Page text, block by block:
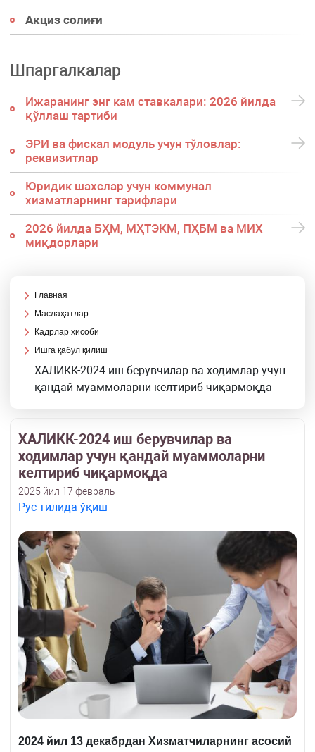
Акциз солиғи
Шпаргалкалар
Ижаранинг энг кам ставкалари: 2026 йилда
қўллаш тартиби
ЭРИ ва фискал модуль учун тўловлар:
реквизитлар
Юридик шахслар учун коммунал
хизматларнинг тарифлари
2026 йилда БҲМ, МҲТЭКМ, ПҲБМ ва МИХ
миқдорлари
Главная
Маслаҳатлар
Кадрлар ҳисоби
Ишга қабул қилиш
ХАЛИКК-2024 иш берувчилар ва ходимлар учун
қандай муаммоларни келтириб чиқармоқда
ХАЛИКК-2024 иш берувчилар ва
ходимлар учун қандай муаммоларни
келтириб чиқармоқда
2025 йил 17 февраль
Рус тилида ўқиш
2024 йил 13 декабрдан Хизматчиларнинг асосий